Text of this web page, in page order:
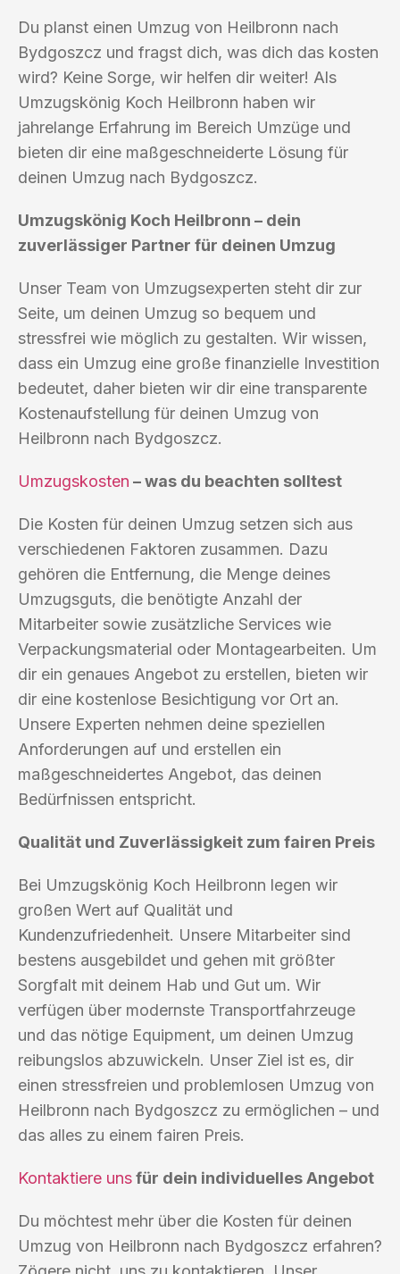
Du planst einen Umzug von Heilbronn nach
Bydgoszcz und fragst dich, was dich das kosten
wird? Keine Sorge, wir helfen dir weiter! Als
Umzugskönig Koch Heilbronn haben wir
jahrelange Erfahrung im Bereich Umzüge und
bieten dir eine maßgeschneiderte Lösung für
deinen Umzug nach Bydgoszcz.
Umzugskönig Koch Heilbronn – dein
zuverlässiger Partner für deinen Umzug
Unser Team von Umzugsexperten steht dir zur
Seite, um deinen Umzug so bequem und
stressfrei wie möglich zu gestalten. Wir wissen,
dass ein Umzug eine große finanzielle Investition
bedeutet, daher bieten wir dir eine transparente
Kostenaufstellung für deinen Umzug von
Heilbronn nach Bydgoszcz.
Umzugskosten – was du beachten solltest
Die Kosten für deinen Umzug setzen sich aus
verschiedenen Faktoren zusammen. Dazu
gehören die Entfernung, die Menge deines
Umzugsguts, die benötigte Anzahl der
Mitarbeiter sowie zusätzliche Services wie
Verpackungsmaterial oder Montagearbeiten. Um
dir ein genaues Angebot zu erstellen, bieten wir
dir eine kostenlose Besichtigung vor Ort an.
Unsere Experten nehmen deine speziellen
Anforderungen auf und erstellen ein
maßgeschneidertes Angebot, das deinen
Bedürfnissen entspricht.
Qualität und Zuverlässigkeit zum fairen Preis
Bei Umzugskönig Koch Heilbronn legen wir
großen Wert auf Qualität und
Kundenzufriedenheit. Unsere Mitarbeiter sind
bestens ausgebildet und gehen mit größter
Sorgfalt mit deinem Hab und Gut um. Wir
verfügen über modernste Transportfahrzeuge
und das nötige Equipment, um deinen Umzug
reibungslos abzuwickeln. Unser Ziel ist es, dir
einen stressfreien und problemlosen Umzug von
Heilbronn nach Bydgoszcz zu ermöglichen – und
das alles zu einem fairen Preis.
Kontaktiere unsfür dein individuelles Angebot
Du möchtest mehr über die Kosten für deinen
Umzug von Heilbronn nach Bydgoszcz erfahren?